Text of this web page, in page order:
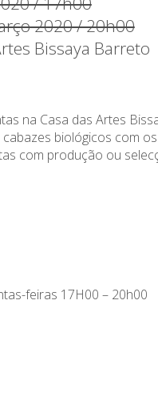
2020 / 20h00
Bissaya Barreto
na Casa das Artes
biológicos com
com produção ou
feiras 17H00 – 20h00